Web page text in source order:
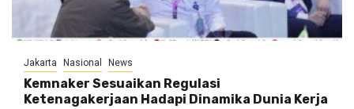
Jakarta Nasional News
Kemnaker Sesuaikan Regulasi
Ketenagakerjaan Hadapi Dinamika Dunia Kerja